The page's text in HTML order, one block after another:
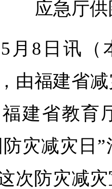
应急厅
月8日讯（
由福建省
建省教育
防灾减灾日
次防灾减